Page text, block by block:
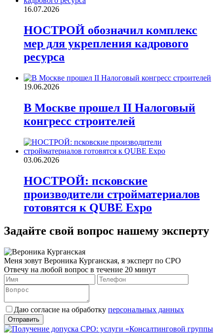
16.07.2026
НОСТРОЙ обозначил комплекс
мер для укрепления кадрового
ресурса
19.06.2026
В Москве прошел II Налоговый
конгресс строителей
03.06.2026
НОСТРОЙ: псковские
производители стройматериалов
готовятся к QUBE Expo
Задайте свой вопрос нашему эксперту
Меня зовут Вероника Курганская, я эксперт по СРО
Отвечу на любой вопрос в течение 20 минут
Даю согласие на обработку персональных данных